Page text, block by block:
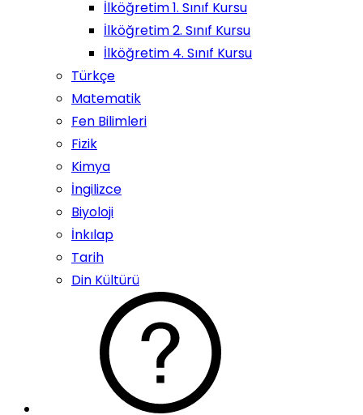
İlköğretim 1. Sınıf Kursu
İlköğretim 2. Sınıf Kursu
İlköğretim 4. Sınıf Kursu
Türkçe
Matematik
Fen Bilimleri
Fizik
Kimya
İngilizce
Biyoloji
İnkılap
Tarih
Din Kültürü